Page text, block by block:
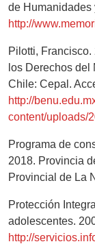
de Humanidades
http://
Pilotti,
los Derechos del
Chile: Cepal.
http://
content/uploads/2015/
Programa de
2018. Provincia
Provincial de La
Protección
adolescentes.
http://